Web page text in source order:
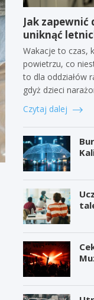
Jak
uniknąć
Wakacje to czas,
powietrzu, co
to dla oddziałów
gdyż dzieci
Czytaj dalej